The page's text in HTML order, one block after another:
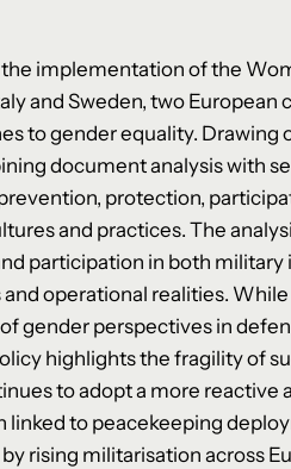
implementation of the
and Sweden, two
to gender equality.
document analysis with
protection,
and practices. The
participation in both
operational realities.
gender perspectives in
highlights the fragility of
to adopt a more
to peacekeeping
rising militarisation across